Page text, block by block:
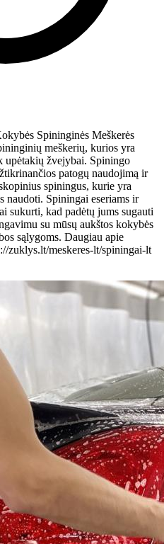
Spininginės Meškerės
meškerių, kurios yra
upėtakių žvejybai. Spiningo
patogų naudojimą ir
spiningus, kurie yra
naudoti. Spiningai eseriams ir
sukurti, kad padėtų jums sugauti
su mūsų aukštos kokybės
sąlygoms. Daugiau apie
zuklys.lt/meskeres-lt/spiningai-lt